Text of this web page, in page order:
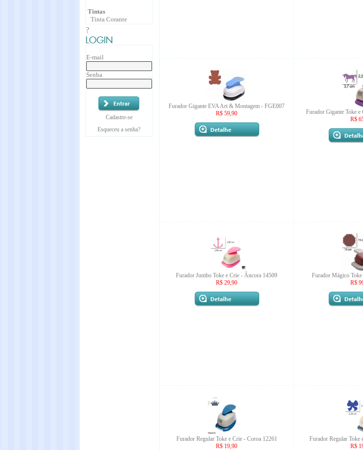
Tintas
Tinta Corante
?
E-mail
Senha
Cadastre-se
Esqueceu a senha?
Furador Gigante EVA Art & Montagem - FGE007
R$ 59,90
Furador Gigante Toke
R$
Furador Jumbo Toke e Crie - Âncora 14509
R$ 29,90
Furador Mágico
R$
Furador Regular Toke e Crie - Coroa 12261
R$ 19,90
Furador Regular Toke
R$